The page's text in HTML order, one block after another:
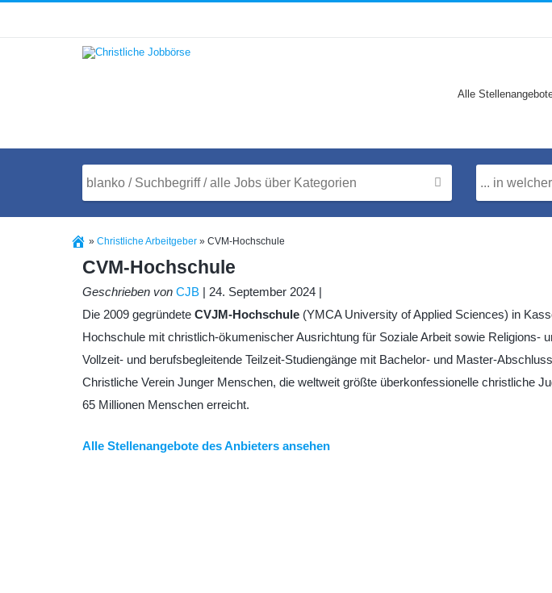
Alle
» Christliche Arbeitgeber » CVM-Hochschule
CVM-Hochschule
Geschrieben von CJB | 24. September 2024 |
Die 2009 gegründete CVJM-Hochschule (YMCA University of Applied Sciences) in
Hochschule mit christlich-ökumenischer Ausrichtung für Soziale Arbeit sowie Religions-
Vollzeit- und berufsbegleitende Teilzeit-Studiengänge mit Bachelor- und Master-
Christliche Verein Junger Menschen, die weltweit größte überkonfessionelle christliche
65 Millionen Menschen erreicht.
Alle Stellenangebote des Anbieters ansehen